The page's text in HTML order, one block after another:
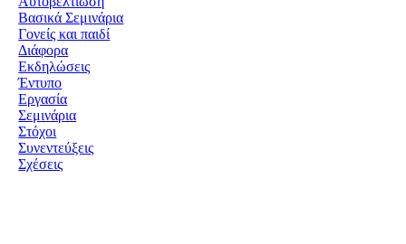
Βασικά Σεμινάρια
Γονείς και παιδί
Διάφορα
Εκδηλώσεις
Έντυπο
Εργασία
Σεμινάρια
Στόχοι
Συνεντεύξεις
Σχέσεις